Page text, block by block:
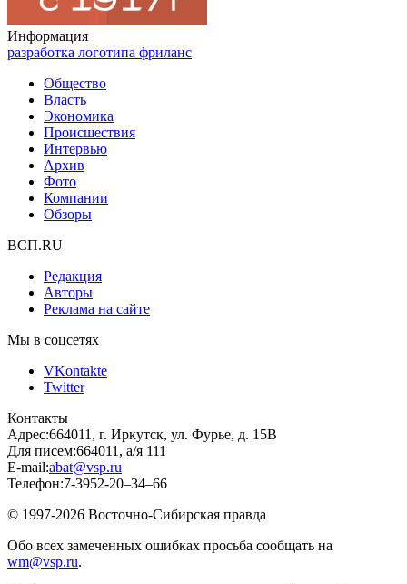
Информация
разработка логотипа фриланс
Общество
Власть
Экономика
Происшествия
Интервью
Архив
Фото
Компании
Обзоры
ВСП.RU
Редакция
Авторы
Реклама на сайте
Мы в соцсетях
VKontakte
Twitter
Контакты
Адрес:664011, г. Иркутск, ул. Фурье, д. 15В
Для писем:664011, а/я 111
E-mail:abat@vsp.ru
Телефон:7-3952-20–34–66
© 1997-2026 Восточно-Сибирская правда
Обо всех замеченных ошибках просьба сообщать на
wm@vsp.ru.